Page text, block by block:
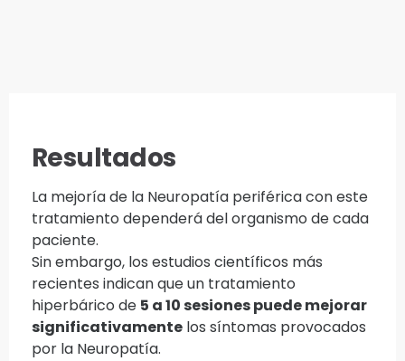
Resultados
La mejoría de la Neuropatía periférica con este
tratamiento dependerá del organismo de cada
paciente.
Sin embargo, los estudios científicos más
recientes indican que un tratamiento
hiperbárico de 5 a 10 sesiones puede mejorar
significativamente los síntomas provocados
por la Neuropatía.